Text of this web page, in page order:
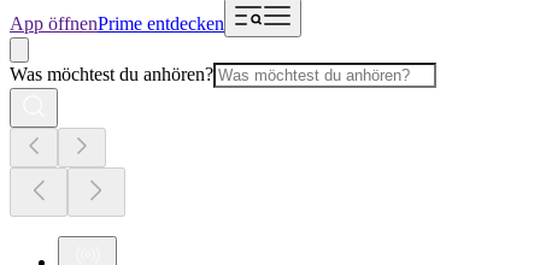
App öffnenPrime entdecken
Was möchtest du anhören?